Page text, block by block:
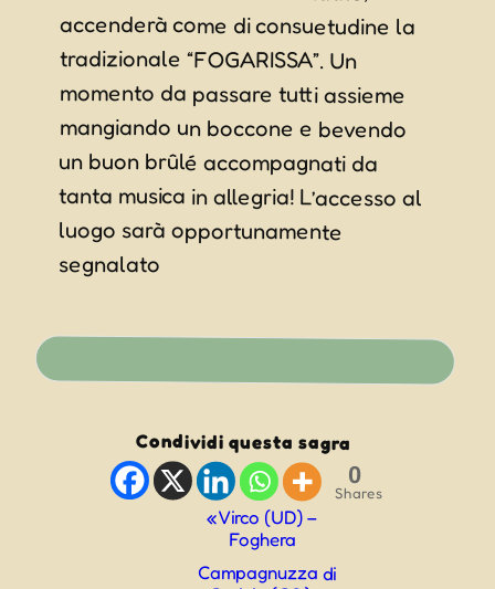
segnalato
Condividi questa sagra
0
Shares
«Virco (UD) –
Foghera
Campagnuzza di